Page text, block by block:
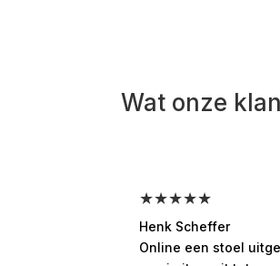
Wat onze
★★★★★
Henk Scheffer
Online een stoel